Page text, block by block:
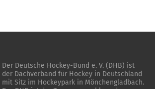
Der Deutsche Hockey-Bund e. V. (DHB) ist
der Dachverband für Hockey in Deutschland
mit Sitz im Hockeypark in Mönchengladbach.